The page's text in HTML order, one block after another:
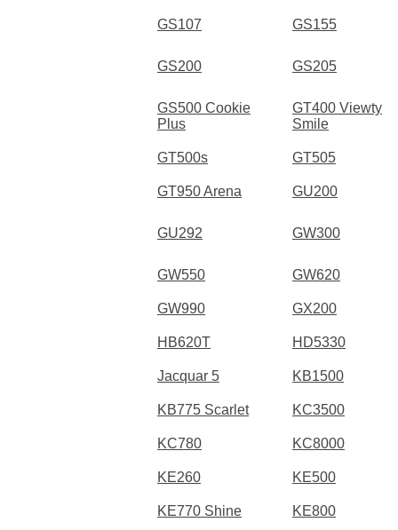
GS107 GS155
GS200 GS205
GS500 Cookie
Plus
GT400 Viewty
Smile
GT500s GT505
GT950 Arena GU200
GU292 GW300
GW550 GW620
GW990 GX200
HB620T HD5330
Jacquar 5 KB1500
KB775 Scarlet KC3500
KC780 KC8000
KE260 KE500
KE770 Shine KE800